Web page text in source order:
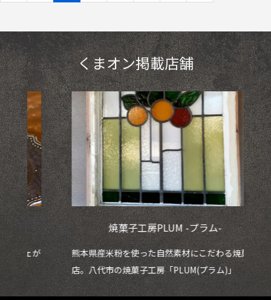
くまオン掲載店舗
焼菓子工房PLUM -プラム-
熊本県産米粉を使った自然素材にこだわる焼菓子
店。八代市の焼菓子工房「PLUM(プラム)」
魚